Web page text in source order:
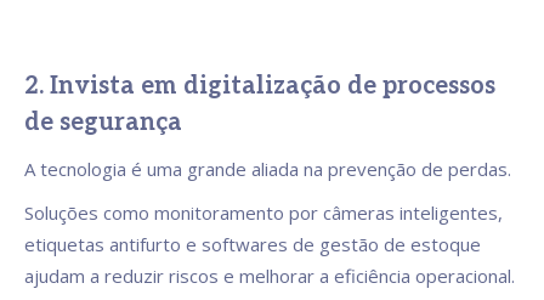
2. Invista em digitalização de processos
de segurança
A tecnologia é uma grande aliada na prevenção de perdas.
Soluções como monitoramento por câmeras inteligentes,
etiquetas antifurto e softwares de gestão de estoque
ajudam a reduzir riscos e melhorar a eficiência operacional.